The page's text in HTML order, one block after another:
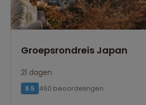
Groepsrondreis Japan
21 dagen
8.5 460 beoordelingen